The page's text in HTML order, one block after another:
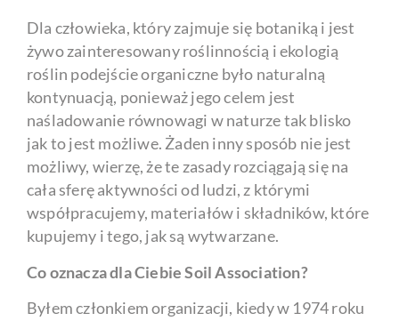
Dla człowieka, który zajmuje się botaniką i jest
żywo zainteresowany roślinnością i ekologią
roślin podejście organiczne było naturalną
kontynuacją, ponieważ jego celem jest
naśladowanie równowagi w naturze tak blisko
jak to jest możliwe. Żaden inny sposób nie jest
możliwy, wierzę, że te zasady rozciągają się na
cała sferę aktywności od ludzi, z którymi
współpracujemy, materiałów i składników, które
kupujemy i tego, jak są wytwarzane.
Co oznacza dla Ciebie Soil Association?
Byłem członkiem organizacji, kiedy w 1974 roku